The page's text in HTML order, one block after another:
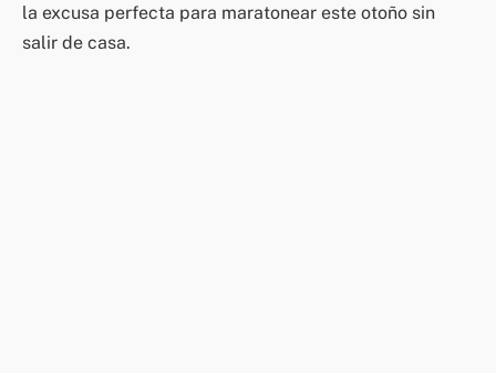
la excusa perfecta para maratonear este otoño sin
salir de casa.